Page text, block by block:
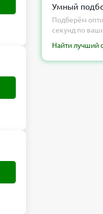
Умный
Подберём
секунд по
Найти лучший